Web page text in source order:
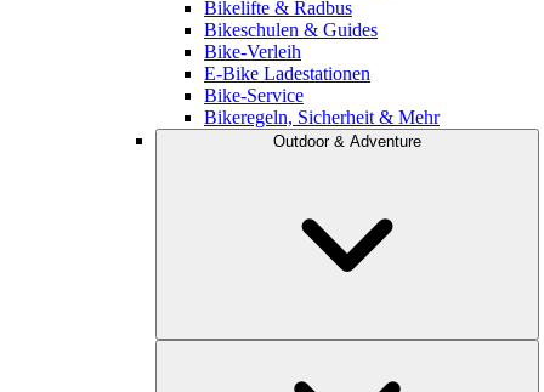
Bikelifte & Radbus
Bikeschulen & Guides
Bike-Verleih
E-Bike Ladestationen
Bike-Service
Bikeregeln, Sicherheit & Mehr
Outdoor & Adventure